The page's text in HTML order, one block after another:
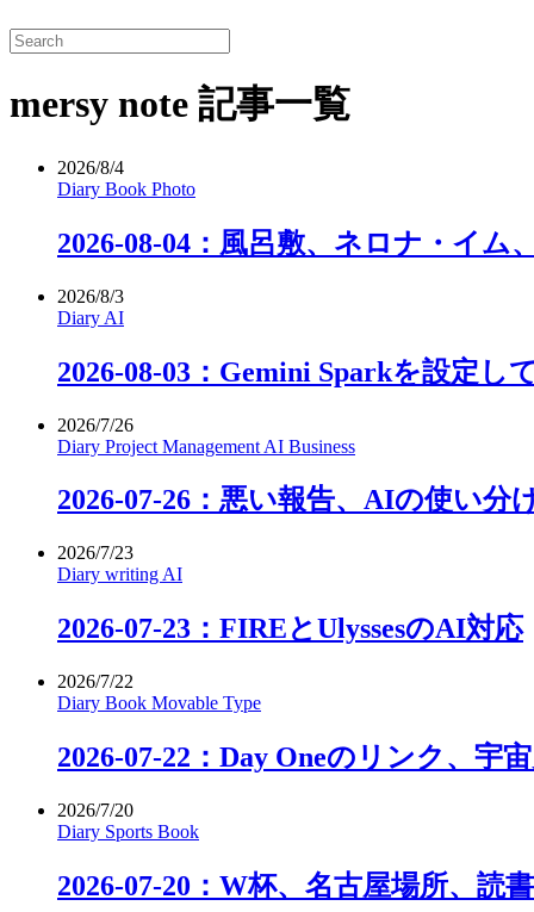
mersy note 記事一覧
2026/8/4
Diary Book Photo
2026-08-04：風呂敷、ネロナ・イム
2026/8/3
Diary AI
2026-08-03：Gemini Sparkを設定し
2026/7/26
Diary Project Management AI Business
2026-07-26：悪い報告、AIの使い分
2026/7/23
Diary writing AI
2026-07-23：FIREとUlyssesのAI対応
2026/7/22
Diary Book Movable Type
2026-07-22：Day Oneのリンク、宇
2026/7/20
Diary Sports Book
2026-07-20：W杯、名古屋場所、読書